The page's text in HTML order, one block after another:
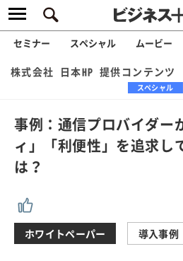
セミナー スペシャル ムービー
株式会社 日本HP 提供コンテンツ
スペシャル
事例：通信プロバイダー
ィ」「利便性」を追求し
は？
ホワイトペーパー 導入事例